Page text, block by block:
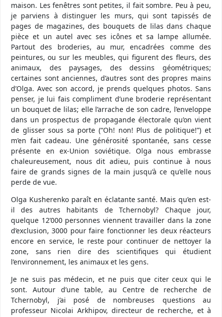
maison. Les fenêtres sont petites, il fait sombre. Peu à peu,
je parviens à distinguer les murs, qui sont tapissés de
pages de magazines, des bouquets de lilas dans chaque
pièce et un autel avec ses icônes et sa lampe allumée.
Partout des broderies, au mur, encadrées comme des
peintures, ou sur les meubles, qui figurent des fleurs, des
animaux, des paysages, des dessins géométriques;
certaines sont anciennes, d’autres sont des propres mains
d’Olga. Avec son accord, je prends quelques photos. Sans
penser, je lui fais compliment d’une broderie représentant
un bouquet de lilas; elle l’arrache de son cadre, l’enveloppe
dans un prospectus de propagande électorale qu’on vient
de glisser sous sa porte (“Oh! non! Plus de politique!”) et
m’en fait cadeau. Une générosité spontanée, sans cesse
présente en ex-Union soviétique. Olga nous embrasse
chaleureusement, nous dit adieu, puis continue à nous
faire de grands signes de la main jusqu’à ce qu’elle nous
perde de vue.
Olga Kusherenko paraît en éclatante santé. Mais qu’en est-
il des autres habitants de Tchernobyl? Chaque jour,
quelque 12’000 personnes viennent travailler dans la zone
d’exclusion, 3000 pour faire fonctionner les deux réacteurs
encore en service, le reste pour continuer de nettoyer la
zone, sans rien dire des scientifiques qui étudient
l’environnement, les animaux et les gens.
Je ne suis pas médecin, et ne puis que citer ceux qui le
sont. Autour d’une table, au Centre de recherche de
Tchernobyl, j’ai posé de nombreuses questions au
professeur Nicolai Arkhipov, directeur de recherche, et à